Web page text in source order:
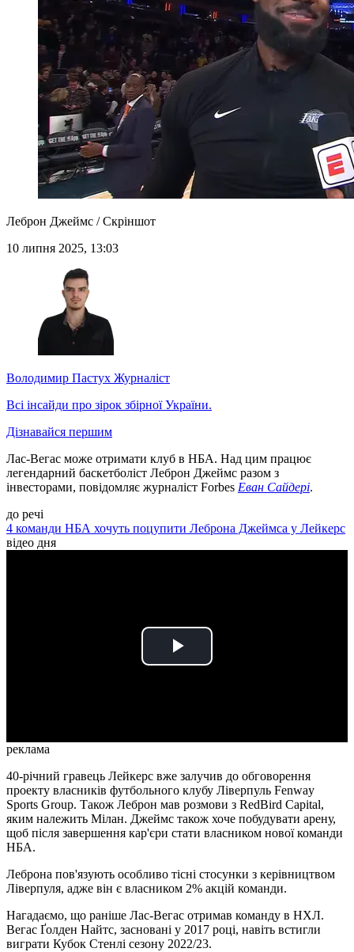
Леброн Джеймс / Скріншот
10 липня 2025, 13:03
Володимир Пастух Журналіст
Всі інсайди про зірок збірної України.
Дізнавайся першим
Лас-Вегас може отримати клуб в НБА. Над цим працює
легендарний баскетболіст Леброн Джеймс разом з
інвесторами, повідомляє журналіст Forbes Еван Сайдері.
до речі
4 команди НБА хочуть поцупити Леброна Джеймса у Лейкерс
відео дня
Play
реклама
40-річний гравець Лейкерс вже залучив до обговорення
проекту власників футбольного клубу Ліверпуль Fenway
Sports Group. Також Леброн мав розмови з RedBird Capital,
яким належить Мілан. Джеймс також хоче побудувати арену,
щоб після завершення кар'єри стати власником нової команди
НБА.
Леброна пов'язують особливо тісні стосунки з керівництвом
Ліверпуля, адже він є власником 2% акцій команди.
Нагадаємо, що раніше Лас-Вегас отримав команду в НХЛ.
Вегас Ґолден Найтс, засновані у 2017 році, навіть встигли
виграти Кубок Стенлі сезону 2022/23.